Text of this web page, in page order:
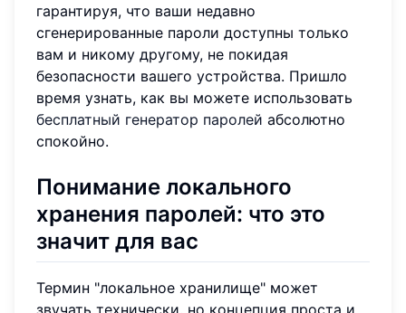
гарантируя, что ваши недавно
сгенерированные пароли доступны только
вам и никому другому, не покидая
безопасности вашего устройства. Пришло
время узнать, как вы можете использовать
бесплатный генератор паролей абсолютно
спокойно.
Понимание локального
хранения паролей: что это
значит для вас
Термин "локальное хранилище" может
звучать технически, но концепция проста и